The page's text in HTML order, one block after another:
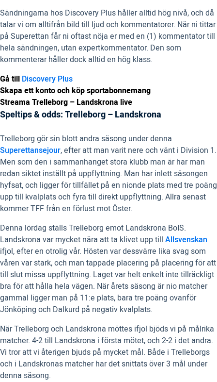
Sändningarna hos Discovery Plus håller alltid hög nivå, och då
talar vi om alltifrån bild till ljud och kommentatorer. När ni tittar
på Superettan får ni oftast nöja er med en (1) kommentator till
hela sändningen, utan expertkommentator. Den som
kommenterar håller dock alltid en hög klass.
Gå till Discovery Plus
Skapa ett konto och köp sportabonnemang
Streama Trelleborg – Landskrona live
Speltips & odds: Trelleborg – Landskrona
Trelleborg gör sin blott andra säsong under denna
Superettansejour, efter att man varit nere och vänt i Division 1.
Men som den i sammanhanget stora klubb man är har man
redan siktet inställt på uppflyttning. Man har inlett säsongen
hyfsat, och ligger för tillfället på en nionde plats med tre poäng
upp till kvalplats och fyra till direkt uppflyttning. Allra senast
kommer TFF från en förlust mot Öster.
Denna lördag ställs Trelleborg emot Landskrona BoIS.
Landskrona var mycket nära att ta klivet upp till Allsvenskan
ifjol, efter en otrolig vår. Hösten var dessvärre lika svag som
våren var stark, och man tappade placering på placering för att
till slut missa uppflyttning. Laget var helt enkelt inte tillräckligt
bra för att hålla hela vägen. När årets säsong är nio matcher
gammal ligger man på 11:e plats, bara tre poäng ovanför
Jönköping och Dalkurd på negativ kvalplats.
När Trelleborg och Landskrona möttes ifjol bjöds vi på målrika
matcher. 4-2 till Landskrona i första mötet, och 2-2 i det andra.
Vi tror att vi återigen bjuds på mycket mål. Både i Trelleborgs
och i Landskronas matcher har det snittats över 3 mål under
denna säsong.